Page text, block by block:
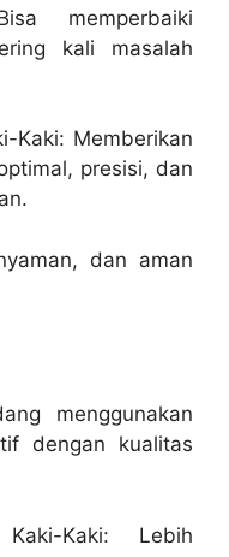
memperbaiki
kali masalah
Kaki: Memberikan
presisi, dan
dan aman
menggunakan
dengan kualitas
Kaki: Lebih